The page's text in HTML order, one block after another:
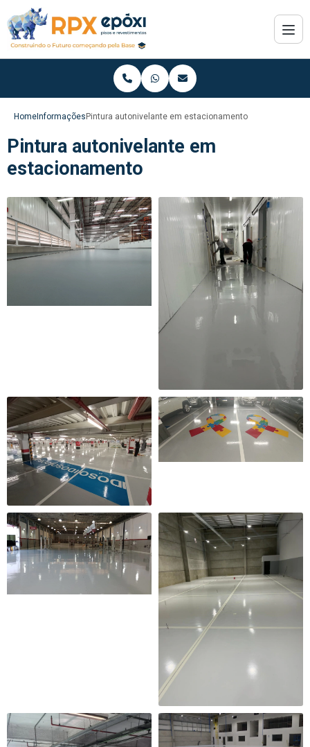
HomeInformaçõesPintura autonivelante em estacionamento
Pintura autonivelante em
estacionamento